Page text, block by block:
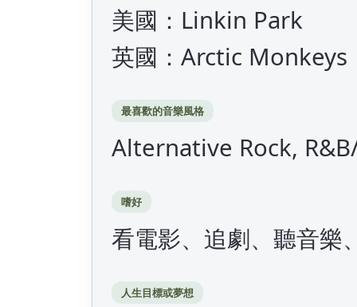
美國：Linkin Park
英國：Arctic Monkeys
最喜歡的音樂風格
Alternative Rock,
嗜好
看電影、追劇、聽音樂
人生目標或夢想